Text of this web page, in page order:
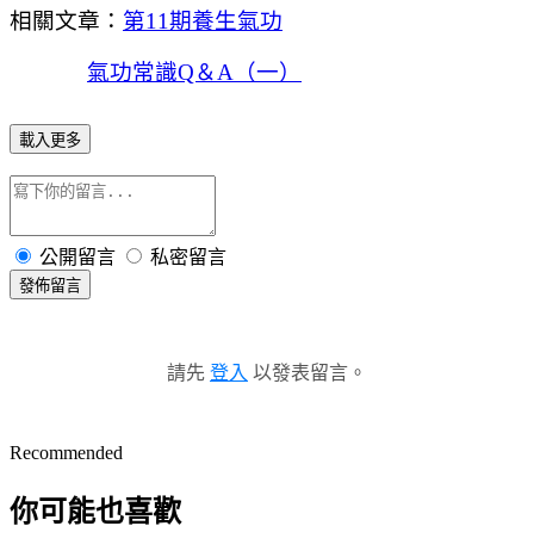
相關文章： 第11期養生氣功
氣功常識Q＆A（一）
載入更多
公開留言 私密留言
發佈留言
請先 登入 以發表留言。
Recommended
你可能也喜歡